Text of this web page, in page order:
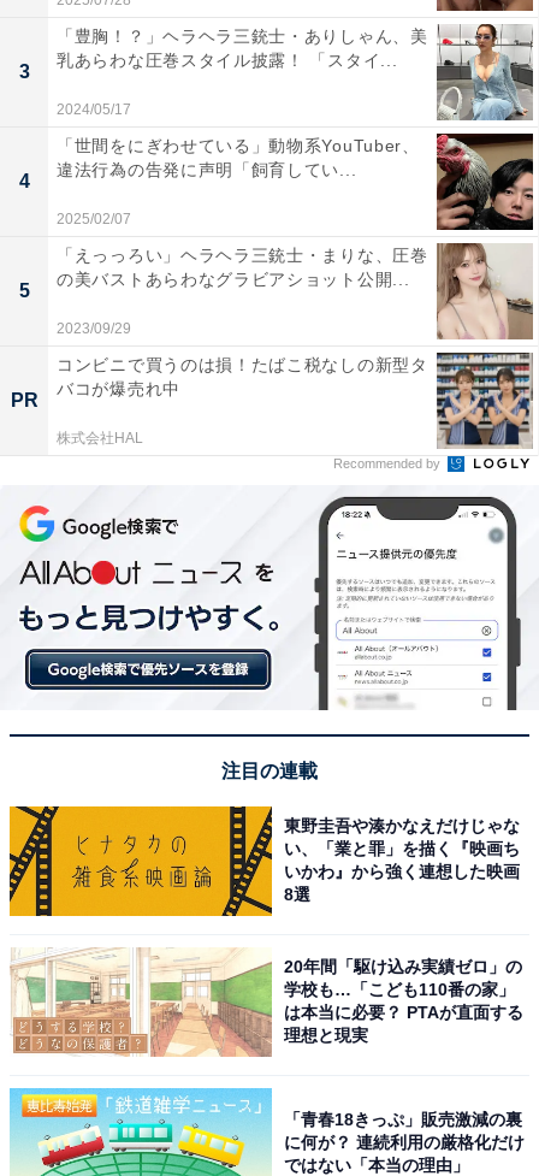
3
「豊胸！？」ヘラヘラ三銃士・ありしゃん、美
乳あらわな圧巻スタイル披露！ 「スタイ...
2024/05/17
4
「世間をにぎわせている」動物系YouTuber、
違法行為の告発に声明「飼育してい...
2025/02/07
5
「えっっろい」ヘラヘラ三銃士・まりな、圧巻
の美バストあらわなグラビアショット公開...
2023/09/29
PR
コンビニで買うのは損！たばこ税なしの新型タ
バコが爆売れ中
株式会社HAL
Recommended by
注目の連載
東野圭吾や湊かなえだけじゃな
い、「業と罪」を描く『映画ち
いかわ』から強く連想した映画
8選
20年間「駆け込み実績ゼロ」の
学校も…「こども110番の家」
は本当に必要？ PTAが直面する
理想と現実
「青春18きっぷ」販売激減の裏
に何が？ 連続利用の厳格化だけ
ではない「本当の理由」